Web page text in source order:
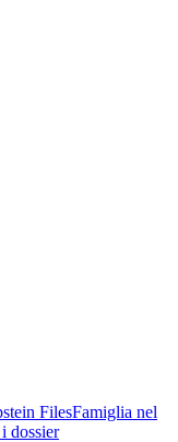
FilesFamiglia nel
dossier